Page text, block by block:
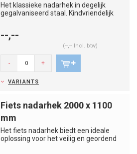
Het klassieke nadarhek in degelijk
gegalvaniseerd staal. Kindvriendelijk
--,--
(--,-- Incl. btw)
- +
VARIANTS
Fiets nadarhek 2000 x 1100
mm
Het fiets nadarhek biedt een ideale
oplossing voor het veilig en geordend